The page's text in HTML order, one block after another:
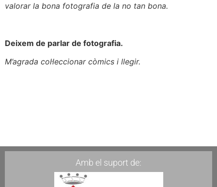
valorar la bona fotografia de la no tan bona.
Deixem de parlar de fotografia.
M’agrada col·leccionar còmics i llegir.
Amb el suport de: